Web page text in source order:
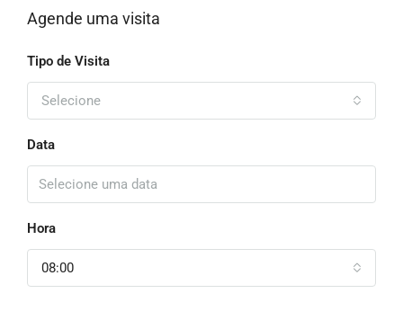
Agende uma visita
Tipo de Visita
Selecione
Data
Hora
08:00